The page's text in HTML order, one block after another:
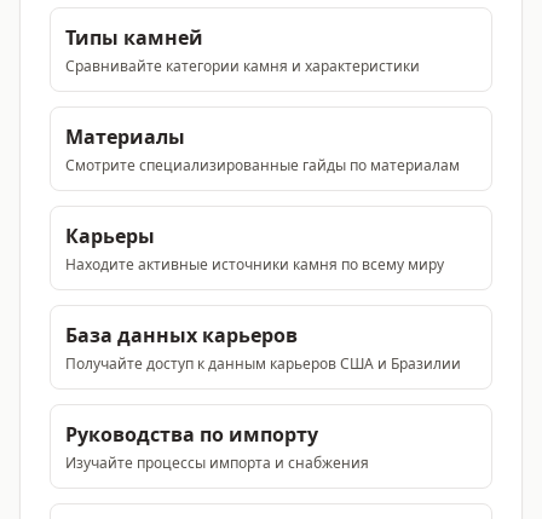
Типы камней
Сравнивайте категории камня и характеристики
Материалы
Смотрите специализированные гайды по материалам
Карьеры
Находите активные источники камня по всему миру
База данных карьеров
Получайте доступ к данным карьеров США и Бразилии
Руководства по импорту
Изучайте процессы импорта и снабжения